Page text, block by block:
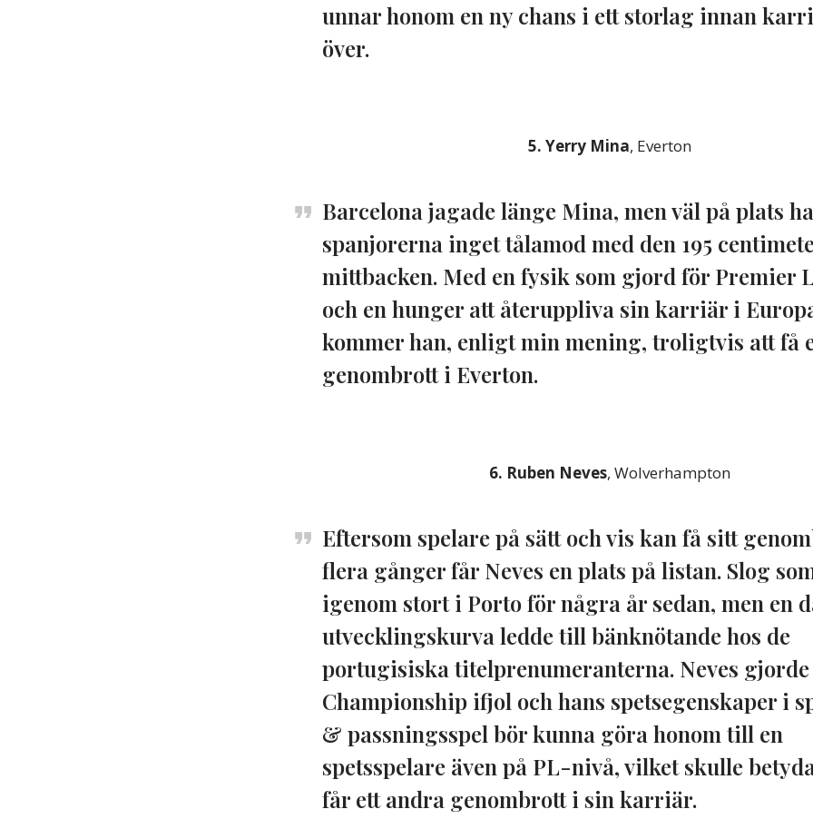
unnar honom en ny chans i ett storlag innan
över.
5. Yerry Mina, Everton
Barcelona jagade länge Mina, men väl på plats
spanjorerna inget tålamod med den 195
mittbacken. Med en fysik som gjord för Premier
och en hunger att återuppliva sin karriär i
kommer han, enligt min mening, troligtvis att få
genombrott i Everton.
6. Ruben Neves, Wolverhampton
Eftersom spelare på sätt och vis kan få sitt
flera gånger får Neves en plats på listan. Slog
igenom stort i Porto för några år sedan, men en
utvecklingskurva ledde till bänknötande hos de
portugisiska titelprenumeranterna. Neves gjorde
Championship ifjol och hans spetsegenskaper i
& passningsspel bör kunna göra honom till en
spetsspelare även på PL-nivå, vilket skulle
får ett andra genombrott i sin karriär.